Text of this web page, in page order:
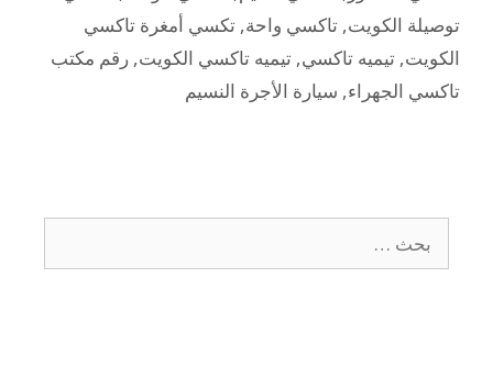
توصيلة الكويت, تاكسي واحة, تكسي أمغرة تاكسي
الكويت, تيميه تاكسي, تيميه تاكسي الكويت, رقم مكتب
تاكسي الجهراء, سيارة الأجرة النسيم